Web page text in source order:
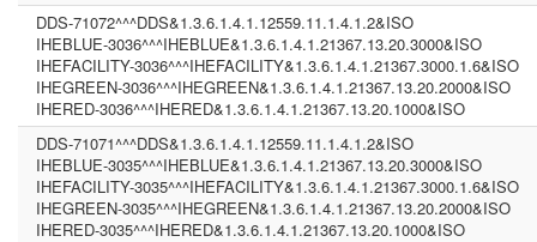
DDS-71072^^^DDS&1.3.6.1.4.1.12559.11.1.4.1.2&ISO
IHEBLUE-3036^^^IHEBLUE&1.3.6.1.4.1.21367.13.20.3000&ISO
IHEFACILITY-3036^^^IHEFACILITY&1.3.6.1.4.1.21367.3000.1.6&ISO
IHEGREEN-3036^^^IHEGREEN&1.3.6.1.4.1.21367.13.20.2000&ISO
IHERED-3036^^^IHERED&1.3.6.1.4.1.21367.13.20.1000&ISO
DDS-71071^^^DDS&1.3.6.1.4.1.12559.11.1.4.1.2&ISO
IHEBLUE-3035^^^IHEBLUE&1.3.6.1.4.1.21367.13.20.3000&ISO
IHEFACILITY-3035^^^IHEFACILITY&1.3.6.1.4.1.21367.3000.1.6&ISO
IHEGREEN-3035^^^IHEGREEN&1.3.6.1.4.1.21367.13.20.2000&ISO
IHERED-3035^^^IHERED&1.3.6.1.4.1.21367.13.20.1000&ISO